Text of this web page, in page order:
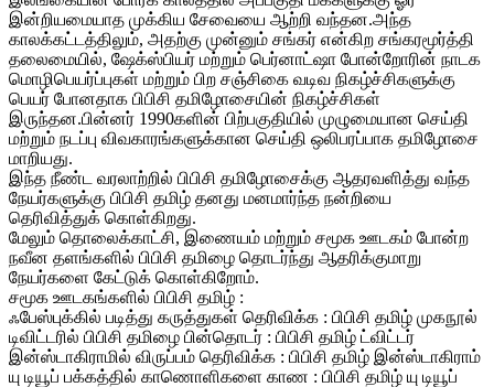
இன்றியமையாத முக்கிய சேவையை ஆற்றி வந்தன.அந்த
காலக்கட்டத்திலும், அதற்கு முன்னும் சங்கர் என்கிற சங்கரமூர்த்தி
தலைமையில், ஷேக்ஸ்பியர் மற்றும் பெர்னாட்ஷா போன்றோரின் நாடக
மொழிபெயர்ப்புகள் மற்றும் பிற சஞ்சிகை வடிவ நிகழ்ச்சிகளுக்கு
பெயர் போனதாக பிபிசி தமிழோசையின் நிகழ்ச்சிகள்
இருந்தன.பின்னர் 1990களின் பிற்பகுதியில் முழுமையான செய்தி
மற்றும் நடப்பு விவகாரங்களுக்கான செய்தி ஒலிபரப்பாக தமிழோசை
மாறியது.
இந்த நீண்ட வரலாற்றில் பிபிசி தமிழோசைக்கு ஆதரவளித்து வந்த
நேயர்களுக்கு பிபிசி தமிழ் தனது மனமார்ந்த நன்றியை
தெரிவித்துக் கொள்கிறது.
மேலும் தொலைக்காட்சி, இணையம் மற்றும் சமூக ஊடகம் போன்ற
நவீன தளங்களில் பிபிசி தமிழை தொடர்ந்து ஆதரிக்குமாறு
நேயர்களை கேட்டுக் கொள்கிறோம்.
சமூக ஊடகங்களில் பிபிசி தமிழ் :
ஃபேஸ்புக்கில் படித்து கருத்துகள் தெரிவிக்க : பிபிசி தமிழ் முகநூல்
டிவிட்டரில் பிபிசி தமிழை பின்தொடர் : பிபிசி தமிழ் ட்விட்டர்
இன்ஸ்டாகிராமில் விருப்பம் தெரிவிக்க : பிபிசி தமிழ் இன்ஸ்டாகிராம்
யு டியூப் பக்கத்தில் காணொளிகளை காண : பிபிசி தமிழ் யு டியூப்